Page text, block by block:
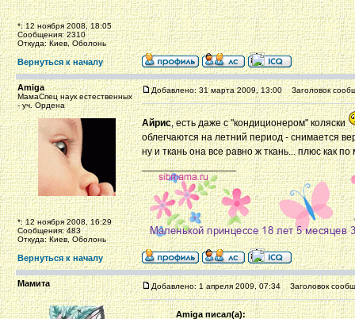
*: 12 ноября 2008, 18:05
Сообщения: 2310
Откуда: Киев, Оболонь
Вернуться к началу
Amiga
МамаСпец наук естественных
- уч. Ордена
*: 12 ноября 2008, 16:29
Сообщения: 483
Откуда: Киев, Оболонь
Добавлено: 31 марта 2009, 13:00 Заголовок
Айрис, есть даже с "кондиционером" коляски
облегчаются на летний период - снимается
ну и ткань она все равно ж ткань... плюс как
_________________
Вернуться к началу
Мамита Добавлено: 1 апреля 2009, 07:34 Заголовок
Amiga писал(а):